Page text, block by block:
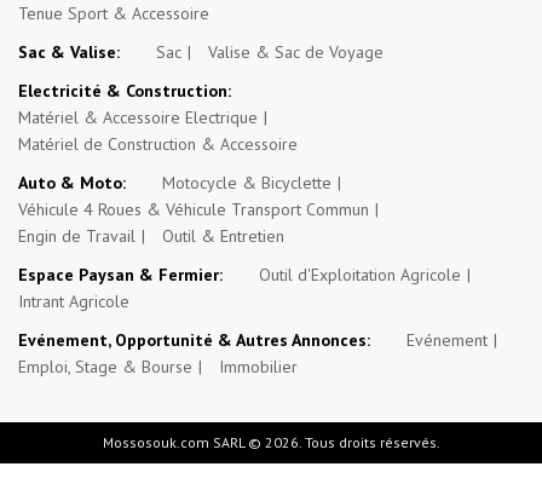
Tenue Sport & Accessoire
Sac & Valise:
Sac
Valise & Sac de Voyage
Electricité & Construction:
Matériel & Accessoire Electrique
Matériel de Construction & Accessoire
Auto & Moto:
Motocycle & Bicyclette
Véhicule 4 Roues & Véhicule Transport Commun
Engin de Travail
Outil & Entretien
Espace Paysan & Fermier:
Outil d'Exploitation Agricole
Intrant Agricole
Evénement, Opportunité & Autres Annonces:
Evénement
Emploi, Stage & Bourse
Immobilier
Mossosouk.com SARL © 2026. Tous droits réservés.